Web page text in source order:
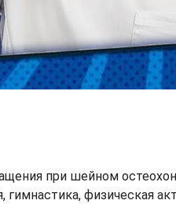
при шейном
физическая